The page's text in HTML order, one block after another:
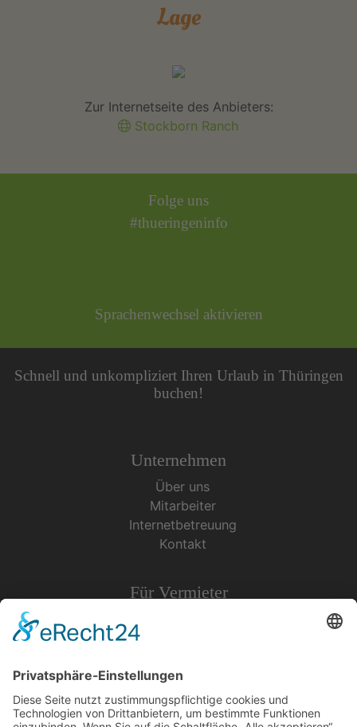
Lage
Zur Internetseite des Anbieters:
Stockborn Ranch
Folge uns
#thueringeninfo
Sprachenwechsel aktivieren
Schnell und unkompliziert Ihren Urlaub in Thüringen
buchen!
Unternehmen
Über uns
Mitarbeiter
Internetbetreuung
Kontakt
Für Vermieter
Vermieterstimmen
Service & Tipps